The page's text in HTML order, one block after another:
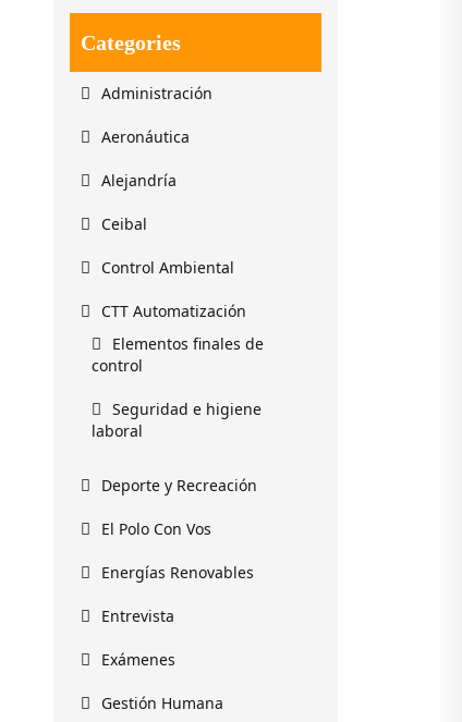
Categories
Administración
Aeronáutica
Alejandría
Ceibal
Control Ambiental
CTT Automatización
Elementos finales de
control
Seguridad e higiene
laboral
Deporte y Recreación
El Polo Con Vos
Energías Renovables
Entrevista
Exámenes
Gestión Humana